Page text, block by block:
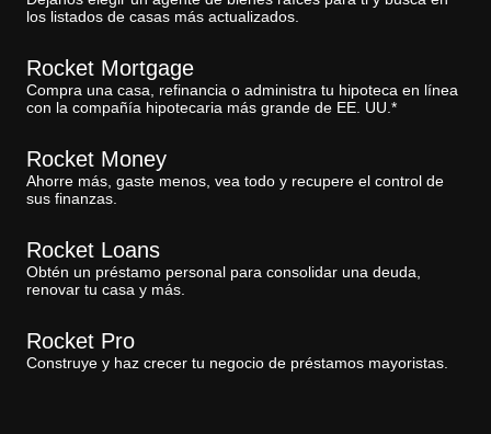
los listados de casas más actualizados.
Rocket Mortgage
Compra una casa, refinancia o administra tu hipoteca en línea
con la compañía hipotecaria más grande de EE. UU.*
Rocket Money
Ahorre más, gaste menos, vea todo y recupere el control de
sus finanzas.
Rocket Loans
Obtén un préstamo personal para consolidar una deuda,
renovar tu casa y más.
Rocket Pro
Construye y haz crecer tu negocio de préstamos mayoristas.